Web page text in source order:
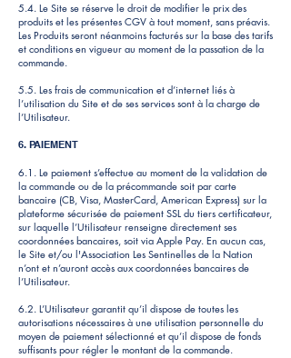
5.4. Le Site se réserve le droit de modifier le prix des
produits et les présentes CGV à tout moment, sans préavis.
Les Produits seront néanmoins facturés sur la base des tarifs
et conditions en vigueur au moment de la passation de la
commande.
5.5. Les frais de communication et d’internet liés à
l’utilisation du Site et de ses services sont à la charge de
l’Utilisateur.
6. PAIEMENT
6.1. Le paiement s’effectue au moment de la validation de
la commande ou de la précommande soit par carte
bancaire (CB, Visa, MasterCard, American Express) sur la
plateforme sécurisée de paiement SSL du tiers certificateur,
sur laquelle l’Utilisateur renseigne directement ses
coordonnées bancaires, soit via Apple Pay. En aucun cas,
le Site et/ou l'Association Les Sentinelles de la Nation
n’ont et n’auront accès aux coordonnées bancaires de
l’Utilisateur.
6.2. L’Utilisateur garantit qu’il dispose de toutes les
autorisations nécessaires à une utilisation personnelle du
moyen de paiement sélectionné et qu’il dispose de fonds
suffisants pour régler le montant de la commande.